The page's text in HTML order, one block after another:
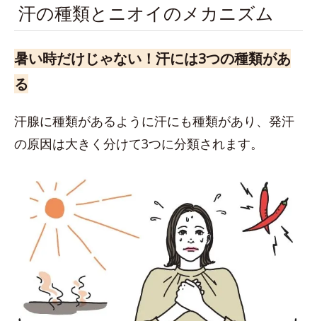
汗の種類とニオイのメカニズム
暑い時だけじゃない！汗には3つの種類があ
る
汗腺に種類があるように汗にも種類があり、発汗
の原因は大きく分けて3つに分類されます。